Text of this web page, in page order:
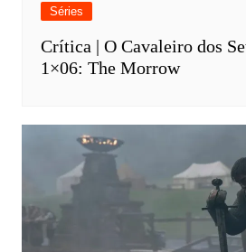
Séries
Crítica | O Cavaleiro dos
1×06: The Morrow